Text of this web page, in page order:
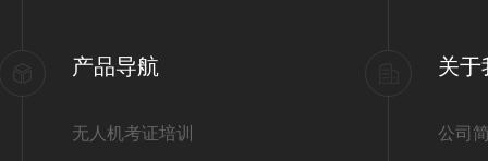
产品导航
无人机考证培训
关于
公司